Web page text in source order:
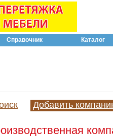
Справочник Каталог
Добавить